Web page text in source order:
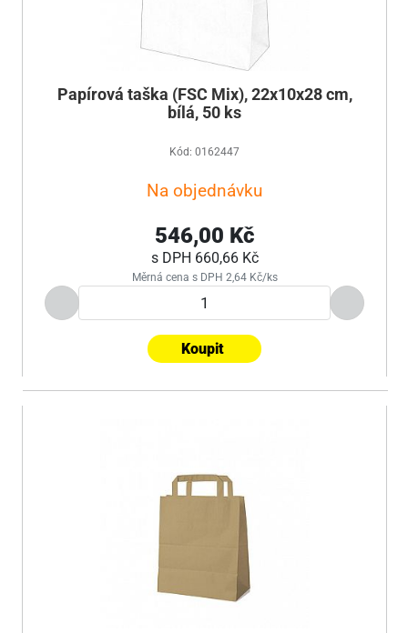
Papírová taška (FSC Mix), 22x10x28 cm,
bílá, 50 ks
Kód: 0162447
Na objednávku
546,00 Kč
s DPH 660,66 Kč
Měrná cena s DPH 2,64 Kč/ks
Koupit